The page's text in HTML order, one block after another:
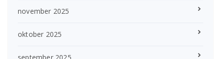
november 2025
oktober 2025